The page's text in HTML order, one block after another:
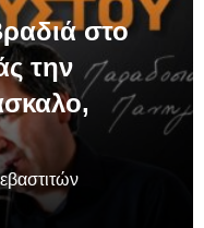
στο
την